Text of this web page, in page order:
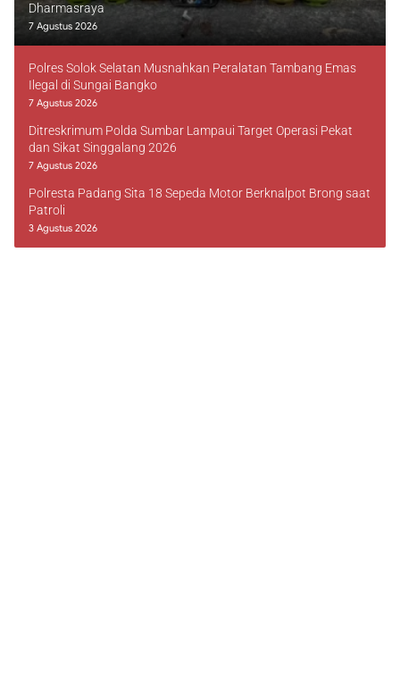
Dharmasraya
7 Agustus 2026
Polres Solok Selatan Musnahkan Peralatan Tambang Emas
Ilegal di Sungai Bangko
7 Agustus 2026
Ditreskrimum Polda Sumbar Lampaui Target Operasi Pekat
dan Sikat Singgalang 2026
7 Agustus 2026
Polresta Padang Sita 18 Sepeda Motor Berknalpot Brong saat
Patroli
3 Agustus 2026